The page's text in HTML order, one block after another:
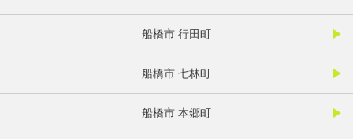
船橋市 行田町
船橋市 七林町
船橋市 本郷町